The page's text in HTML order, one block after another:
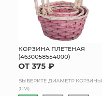
КОРЗИНА ПЛЕТЕНАЯ
(4630058554000)
ОТ 375 ₽
ВЫБЕРИТЕ ДИАМЕТР КОРЗИНЫ
(СМ)